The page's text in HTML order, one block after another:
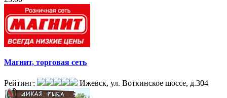
Магнит, торговая сеть
Рейтинг: Ижевск, ул. Воткинское шоссе, д.304